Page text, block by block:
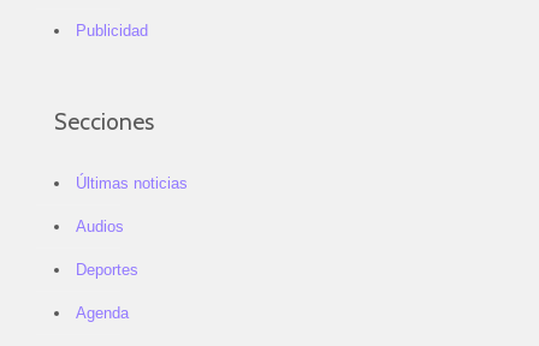
Publicidad
Secciones
Últimas noticias
Audios
Deportes
Agenda